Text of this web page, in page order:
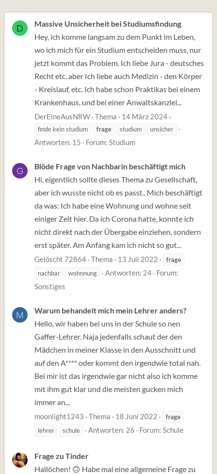
D
Massive Unsicherheit bei Studiumsfindung
Hey, ich komme langsam zu dem Punkt im Leben,
wo ich mich für ein Studium entscheiden muss, nur
jetzt kommt das Problem. Ich liebe Jura - deutsches
Recht etc. aber Ich liebe auch Medizin - den Körper
- Kreislauf, etc. Ich habe schon Praktikas bei einem
Krankenhaus, und bei einer Anwaltskanzlei...
DerEineAusNRW Thema 14 März 2024
finde kein studium frage studium unsicher
Antworten: 15 Forum: Studium
G
Blöde Frage von Nachbarin beschäftigt mich
Hi, eigentlich sollte dieses Thema zu Gesellschaft,
aber ich wusste nicht ob es passt.. Mich beschäftigt
da was: Ich habe eine Wohnung und wohne seit
einiger Zeit hier. Da ich Corona hatte, konnte ich
nicht direkt nach der Übergabe einziehen, sondern
erst später. Am Anfang kam ich nicht so gut...
Gelöscht 72864 Thema 13 Juli 2022
frage
nachbar
wohnnung Antworten: 24
Forum:
Sonstiges
M
Warum behandelt mich mein Lehrer anders?
Hello, wir haben bei uns in der Schule so nen
Gaffer-Lehrer. Naja jedenfalls schaut der den
Mädchen in meiner Klasse in den Ausschnitt und
auf den A**** oder kommt den irgendwie total nah.
Bei mir ist das irgendwie gar nicht also ich komme
mit ihm gut klar und die meisten gucken mich
immer an...
moonlight1243 Thema 18 Juni 2022
frage
lehrer
schule Antworten: 26 Forum: Schule
Frage zu Tinder
Hallöchen! 🙃 Habe mal eine allgemeine Frage zu